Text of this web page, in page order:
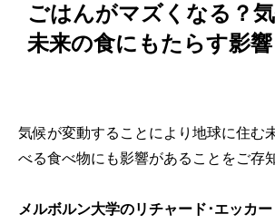
ごはんがマズくなる？
未来の食にもたらす影響
気候が変動することにより地球に住む
べる食べ物にも影響があることをご存
メルボルン大学のリチャード･エッカ